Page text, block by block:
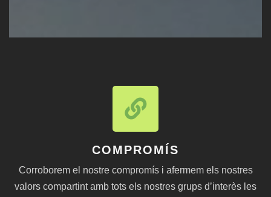
COMPROMÍS
Corroborem el nostre compromís i afermem els nostres
valors compartint amb tots els nostres grups d’interès les